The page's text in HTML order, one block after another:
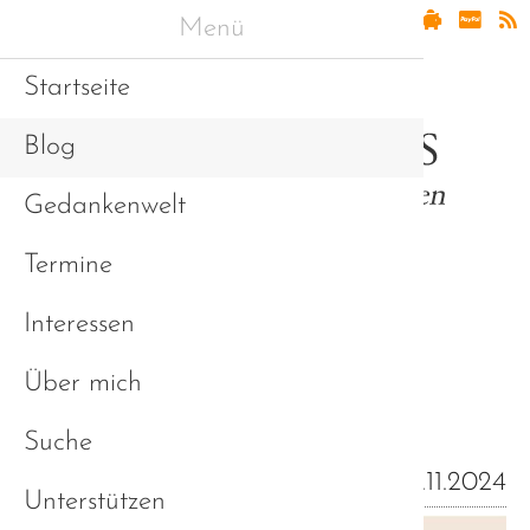
Erfahrungen und
Sichtweisen (Blog)
08.11.2024
Menü
Startseite
Blog
Gedankenwelt
Termine
Interessen
Über mich
Suche
Unterstützen